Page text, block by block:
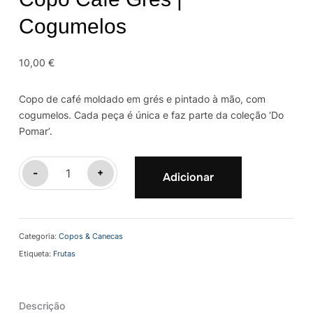
Cogumelos
10,00 €
Copo de café moldado em grés e pintado à mão, com
cogumelos. Cada peça é única e faz parte da coleção ‘Do
Pomar’.
-
Quantidade
de
Café
Grés
|
+ Adicionar
Categoria: Copos & Canecas
Etiqueta: Frutas
Descrição